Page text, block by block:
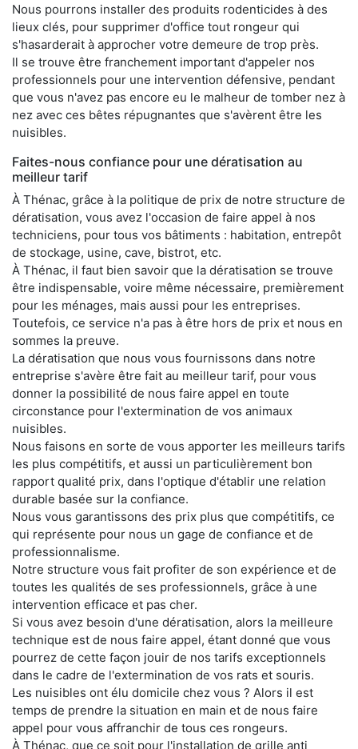
Nous pourrons installer des produits rodenticides à des
lieux clés, pour supprimer d'office tout rongeur qui
s'hasarderait à approcher votre demeure de trop près.
Il se trouve être franchement important d'appeler nos
professionnels pour une intervention défensive, pendant
que vous n'avez pas encore eu le malheur de tomber nez à
nez avec ces bêtes répugnantes que s'avèrent être les
nuisibles.
Faites-nous confiance pour une dératisation au
meilleur tarif
À Thénac, grâce à la politique de prix de notre structure de
dératisation, vous avez l'occasion de faire appel à nos
techniciens, pour tous vos bâtiments : habitation, entrepôt
de stockage, usine, cave, bistrot, etc.
À Thénac, il faut bien savoir que la dératisation se trouve
être indispensable, voire même nécessaire, premièrement
pour les ménages, mais aussi pour les entreprises.
Toutefois, ce service n'a pas à être hors de prix et nous en
sommes la preuve.
La dératisation que nous vous fournissons dans notre
entreprise s'avère être fait au meilleur tarif, pour vous
donner la possibilité de nous faire appel en toute
circonstance pour l'extermination de vos animaux
nuisibles.
Nous faisons en sorte de vous apporter les meilleurs tarifs
les plus compétitifs, et aussi un particulièrement bon
rapport qualité prix, dans l'optique d'établir une relation
durable basée sur la confiance.
Nous vous garantissons des prix plus que compétitifs, ce
qui représente pour nous un gage de confiance et de
professionnalisme.
Notre structure vous fait profiter de son expérience et de
toutes les qualités de ses professionnels, grâce à une
intervention efficace et pas cher.
Si vous avez besoin d'une dératisation, alors la meilleure
technique est de nous faire appel, étant donné que vous
pourrez de cette façon jouir de nos tarifs exceptionnels
dans le cadre de l'extermination de vos rats et souris.
Les nuisibles ont élu domicile chez vous ? Alors il est
temps de prendre la situation en main et de nous faire
appel pour vous affranchir de tous ces rongeurs.
À Thénac, que ce soit pour l'installation de grille anti